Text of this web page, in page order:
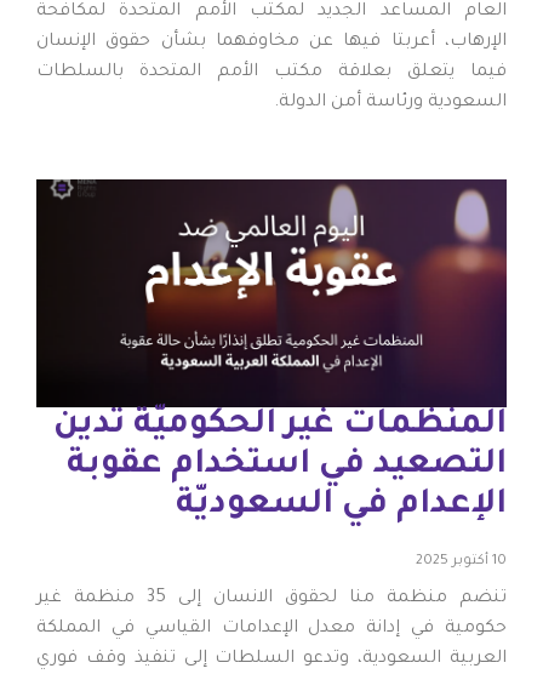
العام المساعد الجديد لمكتب الأمم المتحدة لمكافحة
الإرهاب، أعربتا فيها عن مخاوفهما بشأن حقوق الإنسان
فيما يتعلق بعلاقة مكتب الأمم المتحدة بالسلطات
السعودية ورئاسة أمن الدولة.
المنظمات غير الحكوميّة تدين
التصعيد في استخدام عقوبة
الإعدام في السعوديّة
10 أكتوبر 2025
تنضم منظمة منا لحقوق الانسان إلى 35 منظمة غير
حكومية في إدانة معدل الإعدامات القياسي في المملكة
العربية السعودية، وتدعو السلطات إلى تنفيذ وقف فوري